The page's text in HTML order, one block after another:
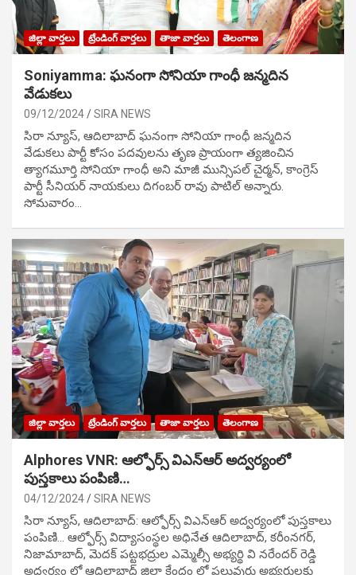
జిల్లా వార్తలు ట్రేండింగ్ వార్తలు తాజా వార్తలు తెలంగాణ
Soniyamma: ఘ‌నంగా సోనియా గాంధీ జ‌న్మ‌దిన
వేడుక‌లు
09/12/2024 SIRA NEWS
సిరా న్యూస్, ఆదిలాబాద్ ఘ‌నంగా సోనియా గాంధీ జ‌న్మ‌దిన
వేడుక‌లు పార్టీ కోసం ప‌ద‌వుల‌ను తృణ ప్రాయంగా త్య‌జించిన
త్యాగమూర్తి సోనియా గాంధీ అని మాజీ మున్సిప‌ల్ చైర్మ‌న్, కాంగ్రెస్
పార్టీ సీనియ‌ర్ నాయ‌కులు దిగంబ‌ర్ రావు పాటిల్ అన్నారు.
సోమవారం…
జిల్లా వార్తలు ట్రేండింగ్ వార్తలు తాజా వార్తలు తెలంగాణ
Alphores VNR: ఆల్ఫోర్స్ విఎన్ఆర్ అద్వర్యంలో
పుస్తకాలు పంపిణి…
04/12/2024 SIRA NEWS
సిరా న్యూస్, ఆదిలాబాద్: ఆల్ఫోర్స్ విఎన్ఆర్ అద్వర్యంలో పుస్తకాలు
పంపిణి… ఆల్ఫోర్స్ విద్యాసంస్థల అధినేత ఆదిలాబాద్, కరీంనగర్,
నిజామాబాద్, మెదక్ పట్టభద్రుల ఎమ్మెల్సీ అభ్యర్థి వి నరేందర్ రెడ్డి
అధ్వర్యం లో ఆదిలాబాద్ జిల్లా కేంద్రం లో పలువురు అభ్యర్థులకు